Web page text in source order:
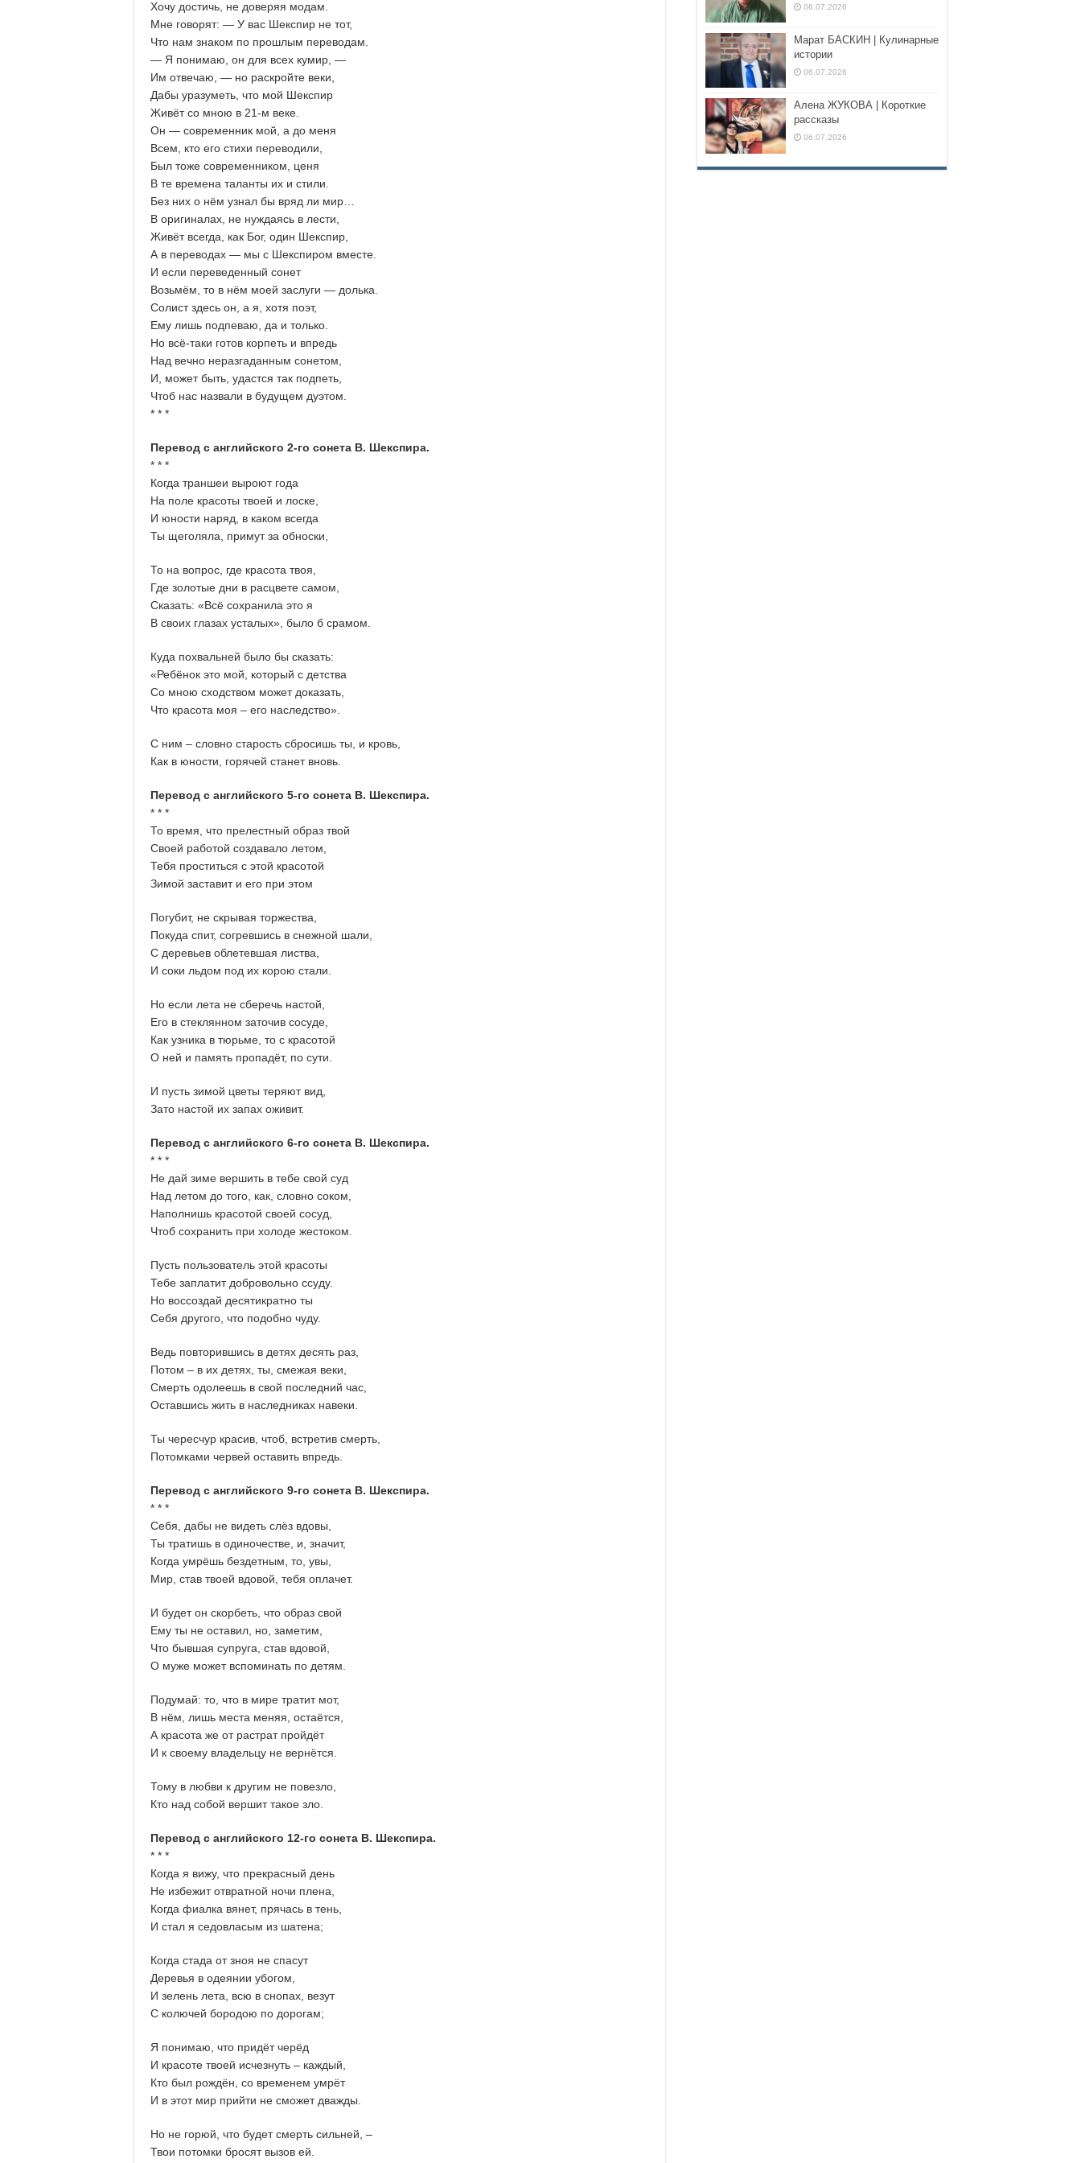
Хочу достичь, не доверяя модам.
Мне говорят: — У вас Шекспир не тот,
Что нам знаком по прошлым переводам.
— Я понимаю, он для всех кумир, —
Им отвечаю, — но раскройте веки,
Дабы уразуметь, что мой Шекспир
Живёт со мною в 21-м веке.
Он — современник мой, а до меня
Всем, кто его стихи переводили,
Был тоже современником, ценя
В те времена таланты их и стили.
Без них о нём узнал бы вряд ли мир…
В оригиналах, не нуждаясь в лести,
Живёт всегда, как Бог, один Шекспир,
А в переводах — мы с Шекспиром вместе.
И если переведенный сонет
Возьмём, то в нём моей заслуги — долька.
Солист здесь он, а я, хотя поэт,
Ему лишь подпеваю, да и только.
Но всё-таки готов корпеть и впредь
Над вечно неразгаданным сонетом,
И, может быть, удастся так подпеть,
Чтоб нас назвали в будущем дуэтом.
* * *
Перевод с английского 2-го сонета В. Шекспира.
* * *
Когда траншеи выроют года
На поле красоты твоей и лоске,
И юности наряд, в каком всегда
Ты щеголяла, примут за обноски,
То на вопрос, где красота твоя,
Где золотые дни в расцвете самом,
Сказать: «Всё сохранила это я
В своих глазах усталых», было б срамом.
Куда похвальней было бы сказать:
«Ребёнок это мой, который с детства
Со мною сходством может доказать,
Что красота моя ‒ его наследство».
С ним ‒ словно старость сбросишь ты, и кровь,
Как в юности, горячей станет вновь.
Перевод с английского 5-го сонета В. Шекспира.
* * *
То время, что прелестный образ твой
Своей работой создавало летом,
Тебя проститься с этой красотой
Зимой заставит и его при этом
Погубит, не скрывая торжества,
Покуда спит, согревшись в снежной шали,
С деревьев облетевшая листва,
И соки льдом под их корою стали.
Но если лета не сберечь настой,
Его в стеклянном заточив сосуде,
Как узника в тюрьме, то с красотой
О ней и память пропадёт, по сути.
И пусть зимой цветы теряют вид,
Зато настой их запах оживит.
Перевод с английского 6-го сонета В. Шекспира.
* * *
Не дай зиме вершить в тебе свой суд
Над летом до того, как, словно соком,
Наполнишь красотой своей сосуд,
Чтоб сохранить при холоде жестоком.
Пусть пользователь этой красоты
Тебе заплатит добровольно ссуду.
Но воссоздай десятикратно ты
Себя другого, что подобно чуду.
Ведь повторившись в детях десять раз,
Потом ‒ в их детях, ты, смежая веки,
Смерть одолеешь в свой последний час,
Оставшись жить в наследниках навеки.
Ты чересчур красив, чтоб, встретив смерть,
Потомками червей оставить впредь.
Перевод с английского 9-го сонета В. Шекспира.
* * *
Себя, дабы не видеть слёз вдовы,
Ты тратишь в одиночестве, и, значит,
Когда умрёшь бездетным, то, увы,
Мир, став твоей вдовой, тебя оплачет.
И будет он скорбеть, что образ свой
Ему ты не оставил, но, заметим,
Что бывшая супруга, став вдовой,
О муже может вспоминать по детям.
Подумай: то, что в мире тратит мот,
В нём, лишь места меняя, остаётся,
А красота же от растрат пройдёт
И к своему владельцу не вернётся.
Тому в любви к другим не повезло,
Кто над собой вершит такое зло.
Перевод с английского 12-го сонета В. Шекспира.
* * *
Когда я вижу, что прекрасный день
Не избежит отвратной ночи плена,
Когда фиалка вянет, прячась в тень,
И стал я седовласым из шатена;
Когда стада от зноя не спасут
Деревья в одеянии убогом,
И зелень лета, всю в снопах, везут
С колючей бородою по дорогам;
Я понимаю, что придёт черёд
И красоте твоей исчезнуть ‒ каждый,
Кто был рождён, со временем умрёт
И в этот мир прийти не сможет дважды.
Но не горюй, что будет смерть сильней, ‒
Твои потомки бросят вызов ей.
06.07.2026
Марат БАСКИН | Кулинарные
истории
06.07.2026
Алена ЖУКОВА | Короткие
рассказы
06.07.2026